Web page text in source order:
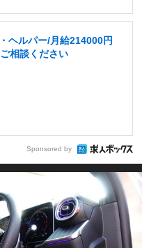
ヘルパー/月給214000円
相談ください
Sponsored by